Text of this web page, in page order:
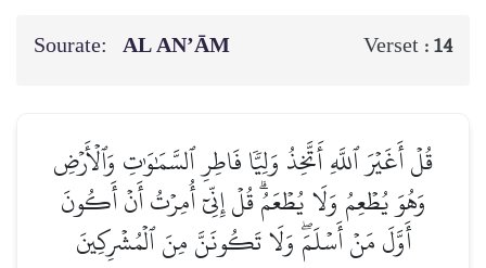
Sourate: AL AN’ĀM Verset : 14
قُلۡ أَغَيۡرَ ٱللَّهِ أَتَّخِذُ وَلِيّٗا فَاطِرِ ٱلسَّمَٰوَٰتِ وَٱلۡأَرۡضِ
وَهُوَ يُطۡعِمُ وَلَا يُطۡعَمُۗ قُلۡ إِنِّيٓ أُمِرۡتُ أَنۡ أَكُونَ
أَوَّلَ مَنۡ أَسۡلَمَۖ وَلَا تَكُونَنَّ مِنَ ٱلۡمُشۡرِكِينَ